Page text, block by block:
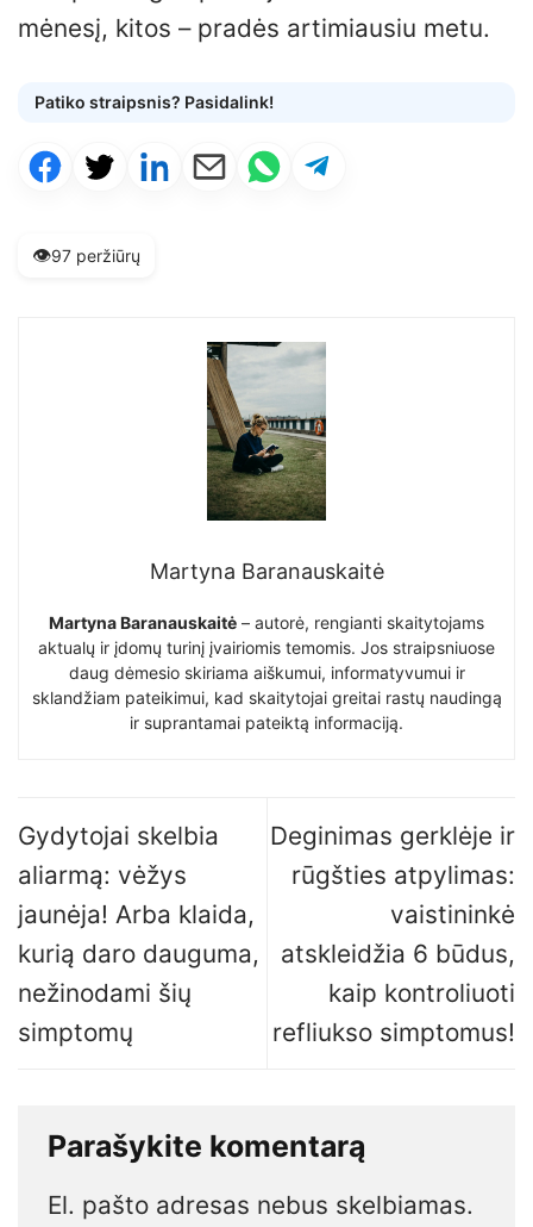
mėnesį, kitos – pradės artimiausiu metu.
Patiko straipsnis? Pasidalink!
👁️97 peržiūrų
Martyna Baranauskaitė
Martyna Baranauskaitė – autorė, rengianti skaitytojams
aktualų ir įdomų turinį įvairiomis temomis. Jos straipsniuose
daug dėmesio skiriama aiškumui, informatyvumui ir
sklandžiam pateikimui, kad skaitytojai greitai rastų naudingą
ir suprantamai pateiktą informaciją.
Gydytojai skelbia
aliarmą: vėžys
jaunėja! Arba klaida,
kurią daro dauguma,
nežinodami šių
simptomų
Deginimas gerklėje ir
rūgšties atpylimas:
vaistininkė
atskleidžia 6 būdus,
kaip kontroliuoti
refliukso simptomus!
Parašykite komentarą
El. pašto adresas nebus skelbiamas.